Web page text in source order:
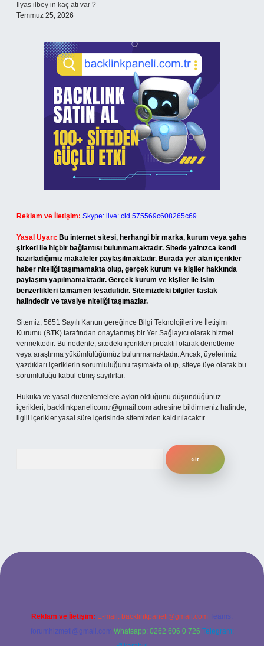
Ilyas ilbey in kaç atı var ?
Temmuz 25, 2026
Reklam ve İletişim: Skype: live:.cid.575569c608265c69
Yasal Uyarı: Bu internet sitesi, herhangi bir marka, kurum veya şahıs
şirketi ile hiçbir bağlantısı bulunmamaktadır. Sitede yalnızca kendi
hazırladığımız makaleler paylaşılmaktadır. Burada yer alan içerikler
haber niteliği taşımamakta olup, gerçek kurum ve kişiler hakkında
paylaşım yapılmamaktadır. Gerçek kurum ve kişiler ile isim
benzerlikleri tamamen tesadüfidir. Sitemizdeki bilgiler taslak
halindedir ve tavsiye niteliği taşımazlar.
Sitemiz, 5651 Sayılı Kanun gereğince Bilgi Teknolojileri ve İletişim
Kurumu (BTK) tarafından onaylanmış bir Yer Sağlayıcı olarak hizmet
vermektedir. Bu nedenle, sitedeki içerikleri proaktif olarak denetleme
veya araştırma yükümlülüğümüz bulunmamaktadır. Ancak, üyelerimiz
yazdıkları içeriklerin sorumluluğunu taşımakta olup, siteye üye olarak bu
sorumluluğu kabul etmiş sayılırlar.
Hukuka ve yasal düzenlemelere aykırı olduğunu düşündüğünüz
içerikleri, backlinkpanelicomtr@gmail.com adresine bildirmeniz halinde,
ilgili içerikler yasal süre içerisinde sitemizden kaldırılacaktır.
bahis
Reklam ve İletişim: E-mail: backlinkpaneli@gmail.com Teams:
forumhizmeti@gmail.com Whatsapp: 0262 606 0 726 Telegram: